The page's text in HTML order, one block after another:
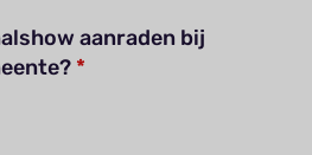
aanraden bij